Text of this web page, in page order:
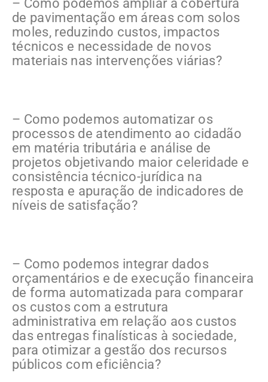
– Como podemos ampliar a cobertura
de pavimentação em áreas com solos
moles, reduzindo custos, impactos
técnicos e necessidade de novos
materiais nas intervenções viárias?
– Como podemos automatizar os
processos de atendimento ao cidadão
em matéria tributária e análise de
projetos objetivando maior celeridade e
consistência técnico-jurídica na
resposta e apuração de indicadores de
níveis de satisfação?
– Como podemos integrar dados
orçamentários e de execução financeira
de forma automatizada para comparar
os custos com a estrutura
administrativa em relação aos custos
das entregas finalísticas à sociedade,
para otimizar a gestão dos recursos
públicos com eficiência?